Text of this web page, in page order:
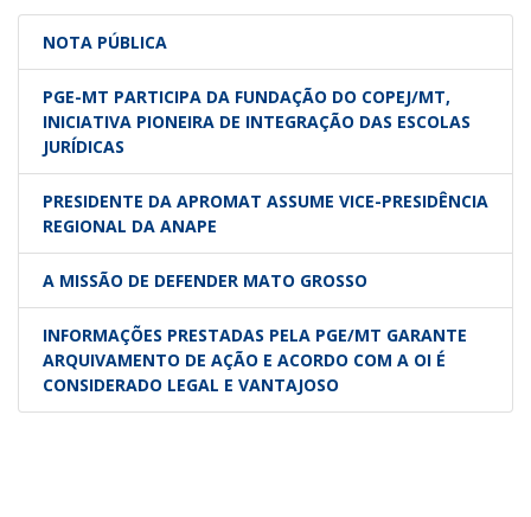
NOTA PÚBLICA
PGE-MT PARTICIPA DA FUNDAÇÃO DO COPEJ/MT,
INICIATIVA PIONEIRA DE INTEGRAÇÃO DAS ESCOLAS
JURÍDICAS
PRESIDENTE DA APROMAT ASSUME VICE-PRESIDÊNCIA
REGIONAL DA ANAPE
A MISSÃO DE DEFENDER MATO GROSSO
INFORMAÇÕES PRESTADAS PELA PGE/MT GARANTE
ARQUIVAMENTO DE AÇÃO E ACORDO COM A OI É
CONSIDERADO LEGAL E VANTAJOSO